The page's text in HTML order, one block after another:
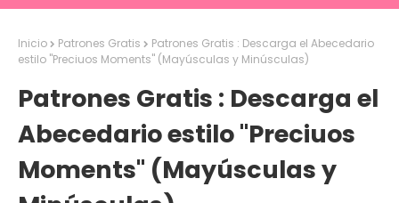
Inicio Patrones Gratis
Patrones Gratis : Descarga el Abecedario
estilo "Preciuos Moments" (Mayúsculas y Minúsculas)
Patrones Gratis : Descarga el
Abecedario estilo "Preciuos
Moments" (Mayúsculas y